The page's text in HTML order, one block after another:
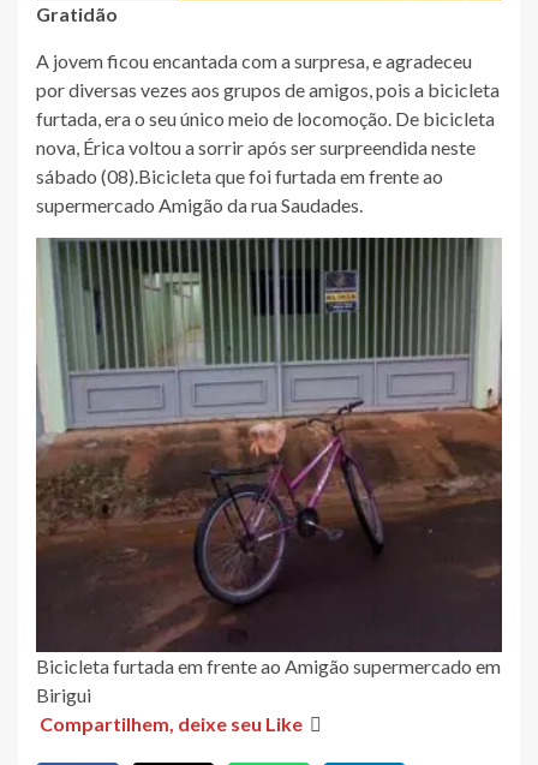
Gratidão
A jovem ficou encantada com a surpresa, e agradeceu
por diversas vezes aos grupos de amigos, pois a bicicleta
furtada, era o seu único meio de locomoção. De bicicleta
nova, Érica voltou a sorrir após ser surpreendida neste
sábado (08).Bicicleta que foi furtada em frente ao
supermercado Amigão da rua Saudades.
Bicicleta furtada em frente ao Amigão supermercado em
Birigui
Compartilhem, deixe seu Like 